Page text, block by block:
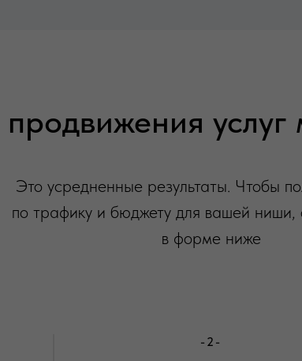
продвижения
Это усредненные результаты. Чтобы
по трафику и бюджету для вашей ниши,
в форме ниже
-2-